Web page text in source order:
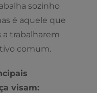
sozinho
é aquele que
a trabalharem
comum.
visam: